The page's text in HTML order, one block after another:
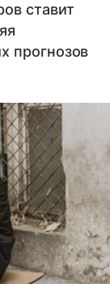
ставит
прогнозов